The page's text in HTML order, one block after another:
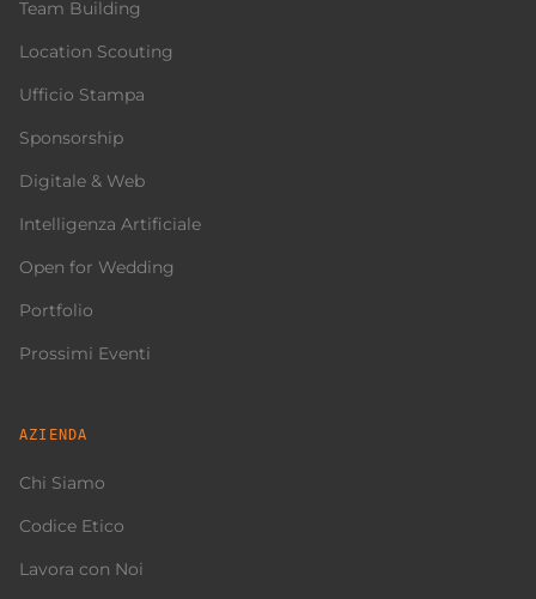
Team Building
Location Scouting
Ufficio Stampa
Sponsorship
Digitale & Web
Intelligenza Artificiale
Open for Wedding
Portfolio
Prossimi Eventi
AZIENDA
Chi Siamo
Codice Etico
Lavora con Noi